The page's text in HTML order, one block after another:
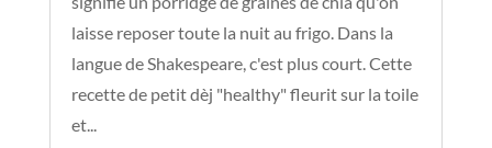
laisse reposer toute la nuit au frigo. Dans la
langue de Shakespeare, c'est plus court. Cette
recette de petit dèj "healthy" fleurit sur la toile
et...